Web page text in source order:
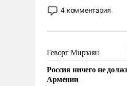
США потребуется более
лет. Даже небольшая
Сложившаяся ситуация
означает многолетний
уязвимости США,
перед Китаем.
4 комментария
Геворг Мирзаян
Россия ничего не
Армении